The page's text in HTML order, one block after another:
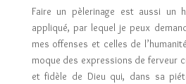
Faire un pèlerinage est aussi un
appliqué, par lequel je peux
mes offenses et celles de
moque des expressions de ferveur
et fidèle de Dieu qui, dans sa